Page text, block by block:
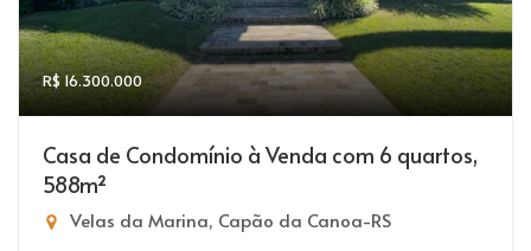
R$ 16.300.000
Casa de Condomínio à Venda com 6 quartos,
588m²
Velas da Marina, Capão da Canoa-RS